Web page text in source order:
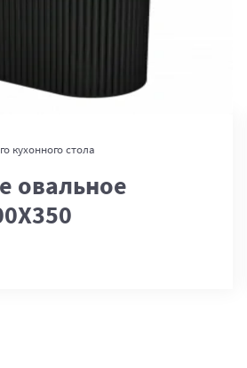
В корзину
кухонного стола
овальное